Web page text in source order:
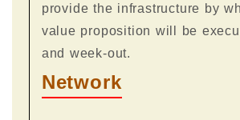
provide the infrastructure by
value proposition will be
and week-out.
Network